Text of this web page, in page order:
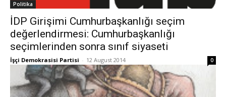
Politika
İDP Girişimi Cumhurbaşkanlığı seçim
değerlendirmesi: Cumhurbaşkanlığı
seçimlerinden sonra sınıf siyaseti
İşçi Demokrasisi Partisi - 12 August 2014 0